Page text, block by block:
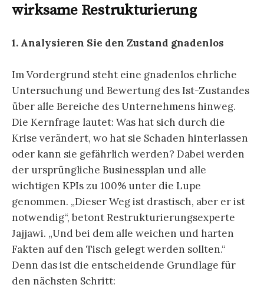
wirksame Restrukturierung
1. Analysieren Sie den Zustand gnadenlos
Im Vordergrund steht eine gnadenlos ehrliche
Untersuchung und Bewertung des Ist-Zustandes
über alle Bereiche des Unternehmens hinweg.
Die Kernfrage lautet: Was hat sich durch die
Krise verändert, wo hat sie Schaden hinterlassen
oder kann sie gefährlich werden? Dabei werden
der ursprüngliche Businessplan und alle
wichtigen KPIs zu 100% unter die Lupe
genommen. „Dieser Weg ist drastisch, aber er ist
notwendig“, betont Restrukturierungsexperte
Jajjawi. „Und bei dem alle weichen und harten
Fakten auf den Tisch gelegt werden sollten.“
Denn das ist die entscheidende Grundlage für
den nächsten Schritt: